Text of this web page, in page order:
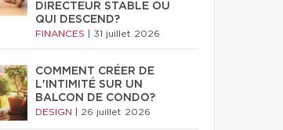
DIRECTEUR STABLE OU
QUI DESCEND?
FINANCES 31 juillet 2026
COMMENT CRÉER DE
L'INTIMITÉ SUR UN
BALCON DE CONDO?
DESIGN 26 juillet 2026